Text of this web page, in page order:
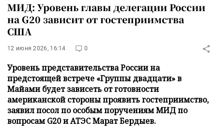
МИД: Уровень главы делегации России
на G20 зависит от гостеприимства
США
12 июня 2026, 16:14 0
Уровень представительства России на
предстоящей встрече «Группы двадцати» в
Майами будет зависеть от готовности
американской стороны проявить гостеприимство,
заявил посол по особым поручениям МИД по
вопросам G20 и АТЭС Марат Бердыев.